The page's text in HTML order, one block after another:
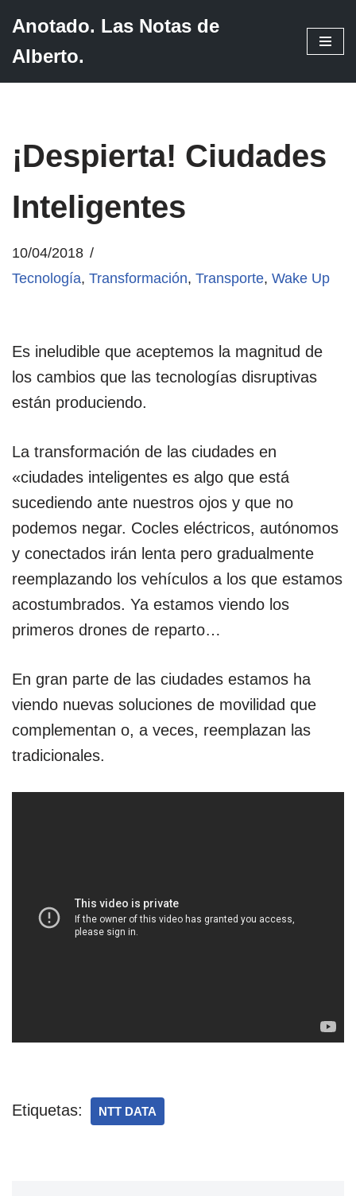
Saltar
Anotado. Las Notas de
Alberto.
¡Despierta! Ciudades
Inteligentes
10/04/2018
Tecnología, Transformación, Transporte, Wake Up
Es ineludible que aceptemos la magnitud de
los cambios que las tecnologías disruptivas
están produciendo.
La transformación de las ciudades en
«ciudades inteligentes es algo que está
sucediendo ante nuestros ojos y que no
podemos negar. Cocles eléctricos, autónomos
y conectados irán lenta pero gradualmente
reemplazando los vehículos a los que estamos
acostumbrados. Ya estamos viendo los
primeros drones de reparto…
En gran parte de las ciudades estamos ha
viendo nuevas soluciones de movilidad que
complementan o, a veces, reemplazan las
tradicionales.
Etiquetas: NTT DATA